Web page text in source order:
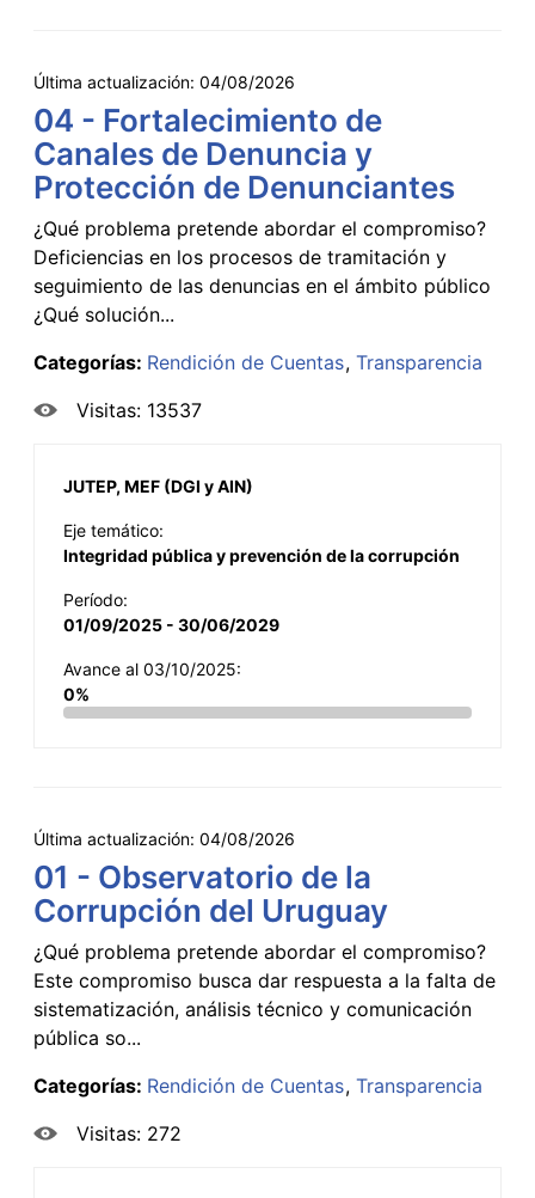
Última actualización: 04/08/2026
04 - Fortalecimiento de
Canales de Denuncia y
Protección de Denunciantes
¿Qué problema pretende abordar el compromiso?
Deficiencias en los procesos de tramitación y
seguimiento de las denuncias en el ámbito público
¿Qué solución...
Categorías: Rendición de Cuentas Transparencia
Visitas: 13537
JUTEP, MEF (DGI y AIN)
Eje temático:
Integridad pública y prevención de la corrupción
Período:
01/09/2025 - 30/06/2029
Avance al 03/10/2025:
0%
Última actualización: 04/08/2026
01 - Observatorio de la
Corrupción del Uruguay
¿Qué problema pretende abordar el compromiso?
Este compromiso busca dar respuesta a la falta de
sistematización, análisis técnico y comunicación
pública so...
Categorías: Rendición de Cuentas Transparencia
Visitas: 272